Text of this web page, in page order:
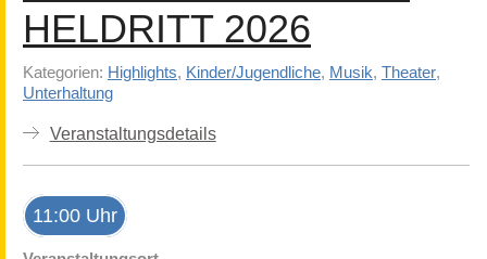
HELDRITT 2026
Kategorien: Highlights, Kinder/Jugendliche, Musik, Theater,
Unterhaltung
Veranstaltungsdetails
11:00 Uhr